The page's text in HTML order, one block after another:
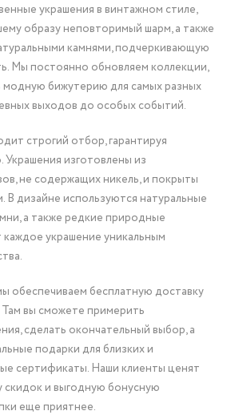
украшения в винтажном стиле,
образу неповторимый шарм, а также
камнями, подчеркивающую
Мы постоянно обновляем коллекции,
модную бижутерию для самых разных
выходов до особых событий.
строгий отбор, гарантируя
Украшения изготовлены из
не содержащих никель, и покрыты
В дизайне используются натуральные
а также редкие природные
украшение уникальным
обеспечиваем бесплатную доставку
Там вы сможете примерить
сделать окончательный выбор, а
подарки для близких и
сертификаты. Наши клиенты ценят
и выгодную бонусную
еще приятнее.